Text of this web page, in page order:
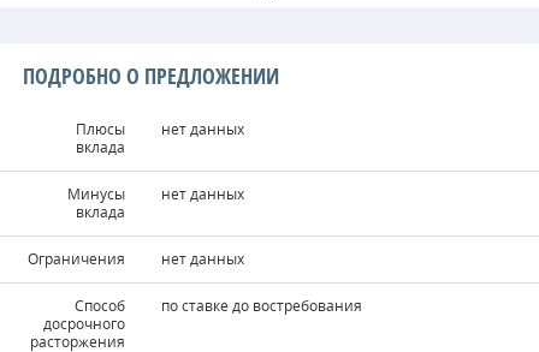
ПОДРОБНО О ПРЕДЛОЖЕНИИ
Плюсы
вклада
нет данных
Минусы
вклада
нет данных
Ограничения нет данных
Способ
досрочного
расторжения
по ставке до востребования